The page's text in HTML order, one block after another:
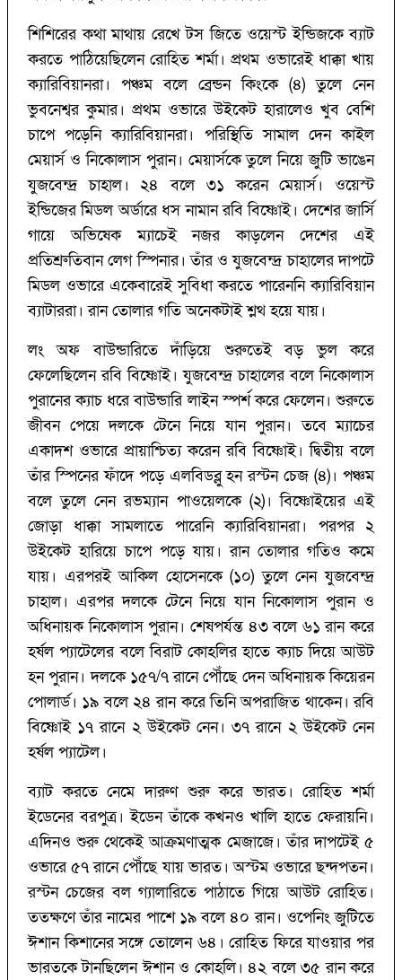
শিশিরের কথা মাথায় রেখে টস জিতে ওয়েস্ট ইন্ডিজকে ব্যাট
করতে পাঠিয়েছিলেন রোহিত শর্মা। প্রথম ওভারেই ধাক্কা খায়
ক্যারিবিয়ানরা। পঞ্চম বলে ব্রেন্ডন কিংকে (‌৪)‌ তুলে নেন
ভুবনেশ্বর কুমার। প্রথম ওভারে উইকেট হারালেও খুব বেশি
চাপে পড়েনি ক্যারিবিয়ানরা। পরিস্থিতি সামাল দেন কাইল
মেয়ার্স ও নিকোলাস পুরান। মেয়ার্সকে তুলে নিয়ে জুটি ভাঙেন
যুজবেন্দ্র চাহাল। ২৪ বলে ৩১ করেন মেয়ার্স। ওয়েস্ট
ইন্ডিজের মিডল অর্ডারে ধস নামান রবি বিষ্ণোই। দেশের জার্সি
গায়ে অভিষেক ম্যাচেই নজর কাড়লেন দেশের এই
প্রতিশ্রুতিবান লেগ স্পিনার। তাঁর ও যুজবেন্দ্র চাহালের দাপটে
মিডল ওভারে একেবারেই সুবিধা করতে পারেননি ক্যারিবিয়ান
ব্যাটাররা। রান তোলার গতি অনেকটাই শ্লথ হয়ে যায়।
লং অফ বাউন্ডারিতে দাঁড়িয়ে শুরুতেই বড় ভুল করে
ফেলেছিলেন রবি বিষ্ণোই। যুজবেন্দ্র চাহালের বলে নিকোলাস
পুরানের ক্যাচ ধরে বাউন্ডারি লাইন স্পর্শ করে ফেলেন। শুরুতে
জীবন পেয়ে দলকে টেনে নিয়ে যান পুরান। তবে ম্যাচের
একাদশ ওভারে প্রায়াশ্চিত্য করেন রবি বিষ্ণোই। দ্বিতীয় বলে
তাঁর স্পিনের ফাঁদে পড়ে এলবিডব্লু হন রস্টন চেজ (‌৪)‌। পঞ্চম
বলে তুলে নেন রভম্যান পাওয়েলকে (‌২)‌। বিষ্ণোইয়ের এই
জোড়া ধাক্কা সামলাতে পারেনি ক্যারিবিয়ানরা। পরপর ২
উইকেট হারিয়ে চাপে পড়ে যায়। রান তোলার গতিও কমে
যায়। এরপরই আকিল হোসেনকে (‌১০)‌ তুলে নেন যুজবেন্দ্র
চাহাল। এরপর দলকে টেনে নিয়ে যান নিকোলাস পুরান ও
অধিনায়ক নিকোলাস পুরান। শেষপর্যন্ত ৪৩ বলে ৬১ রান করে
হর্ষল প্যাটেলের বলে বিরাট কোহলির হাতে ক্যাচ দিয়ে আউট
হন পুরান। দলকে ১৫৭/‌৭ রানে পৌঁছে দেন অধিনায়ক কিয়েরন
পোলার্ড। ১৯ বলে ২৪ রান করে তিনি অপরাজিত থাকেন। রবি
বিষ্ণোই ১৭ রানে ২ উইকেট নেন। ৩৭ রানে ২ উইকেট নেন
হর্ষল প্যাটেল।
ব্যাট করতে নেমে দারুণ শুরু করে ভারত। রোহিত শর্মা
ইডেনের বরপুত্র। ইডেন তাঁকে কখনও খালি হাতে ফেরায়নি।
এদিনও শুরু থেকেই আক্রমণাত্মক মেজাজে। তাঁর দাপটেই ৫
ওভারে ৫৭ রানে পৌঁছে যায় ভারত। অস্টম ওভারে ছন্দপতন।
রস্টন চেজের বল গ্যালারিতে পাঠাতে গিয়ে আউট রোহিত।
ততক্ষণে তাঁর নামের পাশে ১৯ বলে ৪০ রান। ওপেনিং জুটিতে
ঈশান কিশানের সঙ্গে তোলেন ৬৪। রোহিত ফিরে যাওয়ার পর
ভারতকে টানছিলেন ঈশান ও কোহলি। ৪২ বলে ৩৫ রান করে